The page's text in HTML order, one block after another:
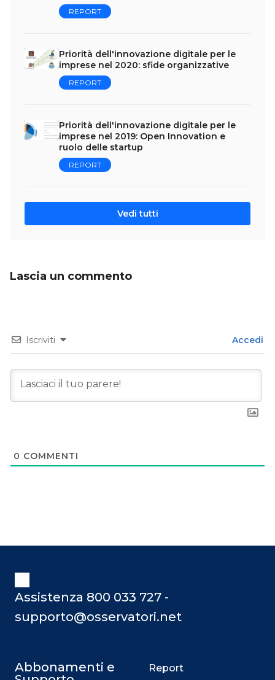
REPORT
Priorità dell'innovazione digitale per le
imprese nel 2020: sfide organizzative
REPORT
Priorità dell'innovazione digitale per le
imprese nel 2019: Open Innovation e
ruolo delle startup
REPORT
Vedi tutti
Lascia un commento
Iscriviti Accedi
0 COMMENTI
Assistenza 800 033 727 -
supporto@osservatori.net
Abbonamenti e
Report